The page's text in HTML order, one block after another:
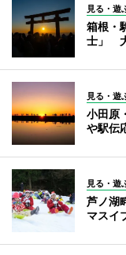
見る・遊
箱根・
士」
見る・遊
小田原
や駅伝
見る・遊
芦ノ湖
マスイ